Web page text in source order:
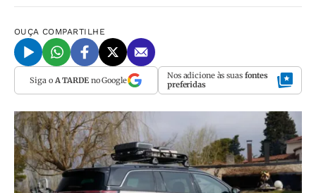
OUÇA COMPARTILHE
Siga o A TARDEno Google Nos adicione às suas fontes
preferidas